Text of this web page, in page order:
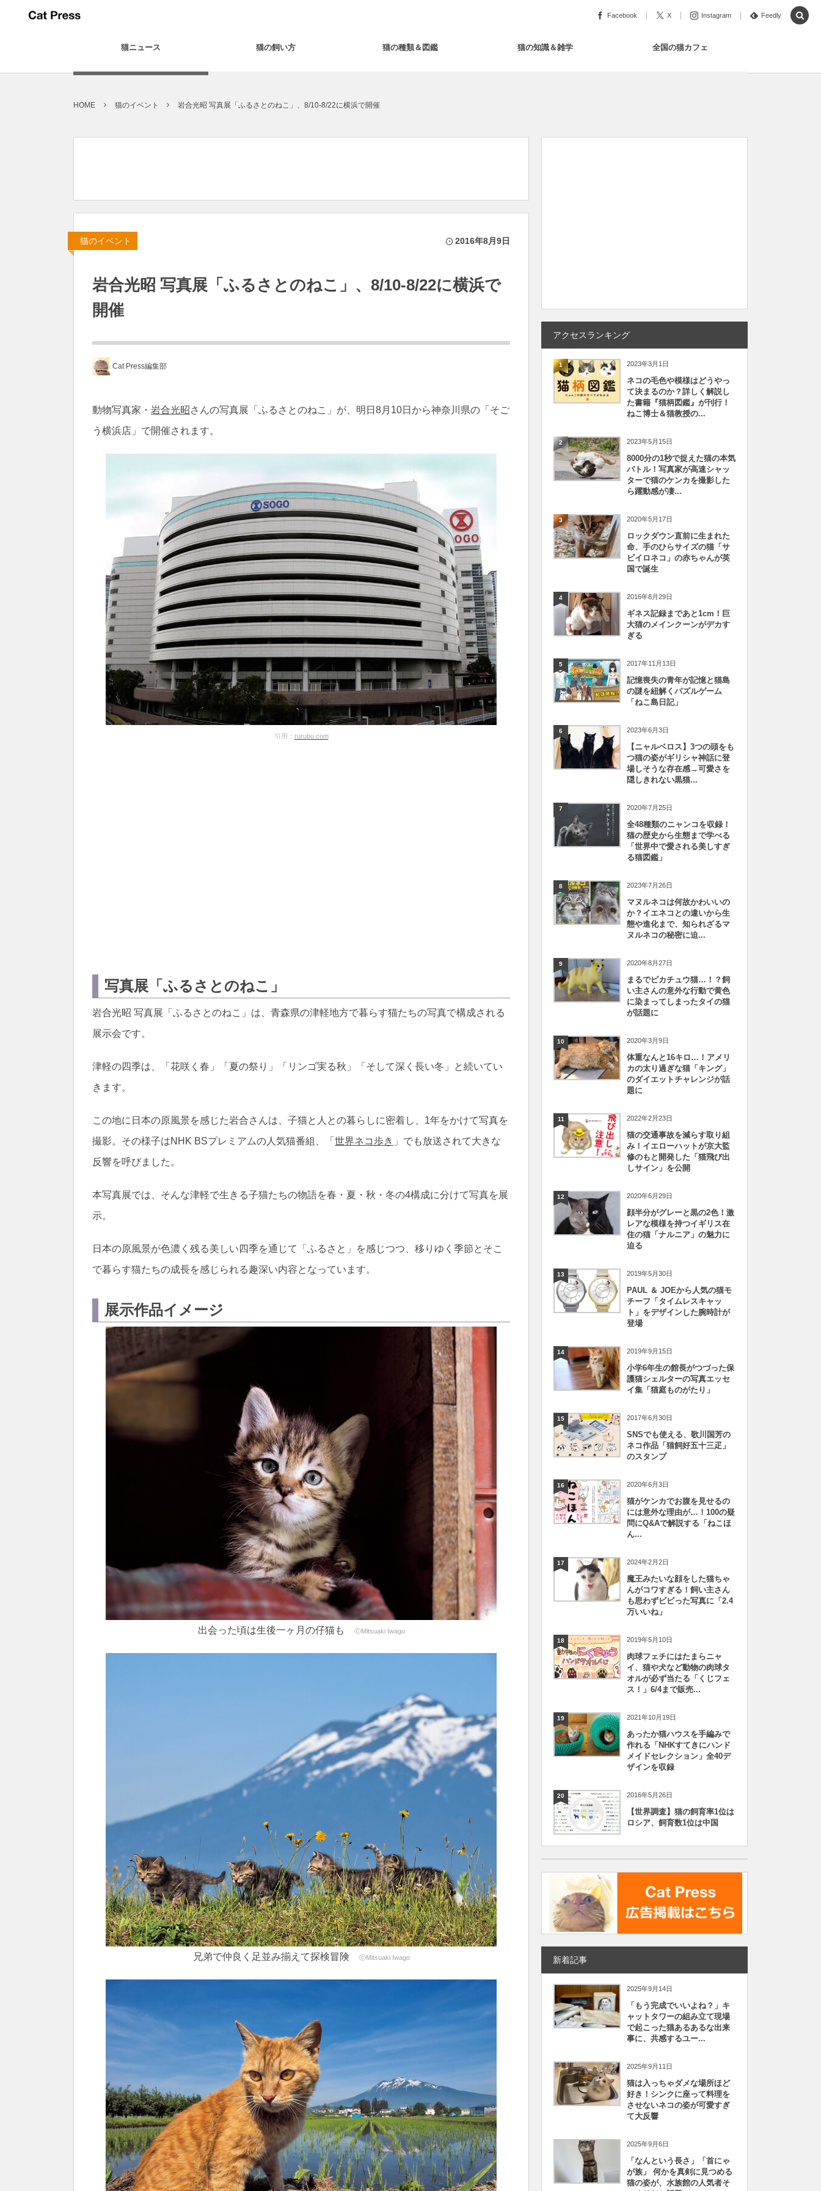
Facebook X Instagram Feedly
猫ニュース 猫の飼い方 猫の種類＆図鑑 猫の知識＆雑学 全国の猫カフェ
HOME 猫のイベント 岩合光昭 写真展「ふるさとのねこ」、8/10-8/22に横浜で開催
猫のイベント 2016年8月9日
岩合光昭 写真展「ふるさとのねこ」、8/10-8/22に横浜で
開催
Cat Press編集部
動物写真家・ 岩合光昭さんの写真展「ふるさとのねこ」が、明日8月10日から神奈川県の「そご
う横浜店」で開催されます。
引用： rurubu.com
写真展「ふるさとのねこ」
岩合光昭 写真展「ふるさとのねこ」は、青森県の津軽地方で暮らす猫たちの写真で構成される
展示会です。
津軽の四季は、「花咲く春」「夏の祭り」「リンゴ実る秋」「そして深く長い冬」と続いてい
きます。
この地に日本の原風景を感じた岩合さんは、子猫と人との暮らしに密着し、1年をかけて写真を
撮影。その様子はNHK BSプレミアムの人気猫番組、「 世界ネコ歩き 」でも放送されて大きな
反響を呼びました。
本写真展では、そんな津軽で生きる子猫たちの物語を春・夏・秋・冬の4構成に分けて写真を展
示。
日本の原風景が色濃く残る美しい四季を通じて「ふるさと」を感じつつ、移りゆく季節とそこ
で暮らす猫たちの成長を感じられる趣深い内容となっています。
展示作品イメージ
出会った頃は生後一ヶ月の仔猫も ⓒMitsuaki Iwago
兄弟で仲良く足並み揃えて探検冒険 ⓒMitsuaki Iwago
アクセスランキング
1 2023年3月1日
ネコの毛色や模様はどうやっ
て決まるのか？詳しく解説し
た書籍『猫柄図鑑』が刊行！
ねこ博士＆猫教授の...
2 2023年5月15日
8000分の1秒で捉えた猫の本気
バトル！写真家が高速シャッ
ターで猫のケンカを撮影した
ら躍動感が凄...
3 2020年5月17日
ロックダウン直前に生まれた
命、手のひらサイズの猫「サ
ビイロネコ」の赤ちゃんが英
国で誕生
4 2016年8月29日
ギネス記録まであと1cm！巨
大猫のメインクーンがデカす
ぎる
5 2017年11月13日
記憶喪失の青年が記憶と猫島
の謎を紐解くパズルゲーム
「ねこ島日記」
6 2023年6月3日
【ニャルベロス】3つの頭をも
つ猫の姿がギリシャ神話に登
場しそうな存在感→可愛さを
隠しきれない黒猫...
7 2020年7月25日
全48種類のニャンコを収録！
猫の歴史から生態まで学べる
「世界中で愛される美しすぎ
る猫図鑑」
8 2023年7月26日
マヌルネコは何故かわいいの
か？イエネコとの違いから生
態や進化まで、知られざるマ
ヌルネコの秘密に迫...
9 2020年8月27日
まるでピカチュウ猫…！？飼
い主さんの意外な行動で黄色
に染まってしまったタイの猫
が話題に
10 2020年3月9日
体重なんと16キロ…！アメリ
カの太り過ぎな猫「キング」
のダイエットチャレンジが話
題に
11 2022年2月23日
猫の交通事故を減らす取り組
み！イエローハットが京大監
修のもと開発した「猫飛び出
しサイン」を公開
12 2020年6月29日
顔半分がグレーと黒の2色！激
レアな模様を持つイギリス在
住の猫「ナルニア」の魅力に
迫る
13 2019年5月30日
PAUL ＆ JOEから人気の猫モ
チーフ「タイムレスキャッ
ト」をデザインした腕時計が
登場
14 2019年9月15日
小学6年生の館長がつづった保
護猫シェルターの写真エッセ
イ集「猫庭ものがたり」
15 2017年6月30日
SNSでも使える、歌川国芳の
ネコ作品「猫飼好五十三疋」
のスタンプ
16 2020年6月3日
猫がケンカでお腹を見せるの
には意外な理由が…！100の疑
問にQ&Aで解説する「ねこほ
ん...
17 2024年2月2日
魔王みたいな顔をした猫ちゃ
んがコワすぎる！飼い主さん
も思わずビビった写真に「2.4
万いいね」
18 2019年5月10日
肉球フェチにはたまらニャ
イ、猫や犬など動物の肉球タ
オルが必ず当たる「くじフェ
ス！」6/4まで販売...
19 2021年10月19日
あったか猫ハウスを手編みで
作れる「NHKすてきにハンド
メイドセレクション」全40デ
ザインを収録
20 2016年5月26日
【世界調査】猫の飼育率1位は
ロシア、飼育数1位は中国
新着記事
2025年9月14日
「もう完成でいいよね？」キ
ャットタワーの組み立て現場
で起こった猫あるあるな出来
事に、共感するユー...
2025年9月11日
猫は入っちゃダメな場所ほど
好き！シンクに座って料理を
させないネコの姿が可愛すぎ
て大反響
2025年9月6日
「なんという長さ」「首にゃ
が族」 何かを真剣に見つめる
猫の姿が、水族館の人気者そ